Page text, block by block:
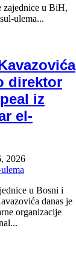
zajednice u BiH,
ulema...
direktor
iz
el-
2026
u Bosni i
danas je
organizacije